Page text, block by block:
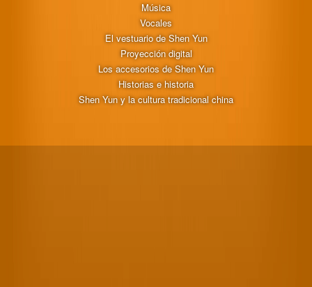
Música
Vocales
El vestuario de Shen Yun
Proyección digital
Los accesorios de Shen Yun
Historias e historia
Shen Yun y la cultura tradicional china